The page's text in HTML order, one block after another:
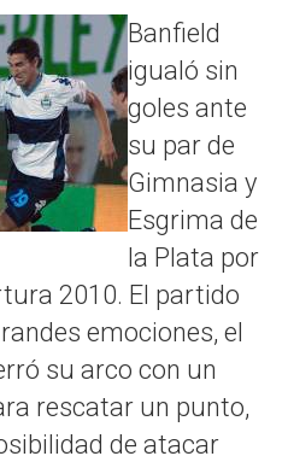
Banfield
igualó sin
goles ante
su par de
Gimnasia y
Esgrima de
la Plata por
2010. El partido
emociones, el
su arco con un
rescatar un punto,
de atacar